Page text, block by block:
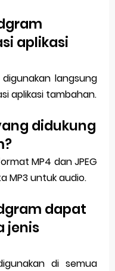
aplikasi
langsung
aplikasi tambahan.
didukung
MP4 dan JPEG
MP3 untuk audio.
dapat
jenis
di semua